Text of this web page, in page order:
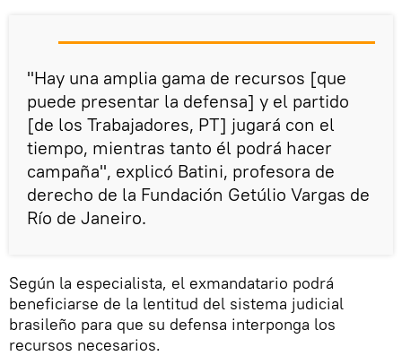
"Hay una amplia gama de recursos [que
puede presentar la defensa] y el partido
[de los Trabajadores, PT] jugará con el
tiempo, mientras tanto él podrá hacer
campaña", explicó Batini, profesora de
derecho de la Fundación Getúlio Vargas de
Río de Janeiro.
Según la especialista, el exmandatario podrá
beneficiarse de la lentitud del sistema judicial
brasileño para que su defensa interponga los
recursos necesarios.